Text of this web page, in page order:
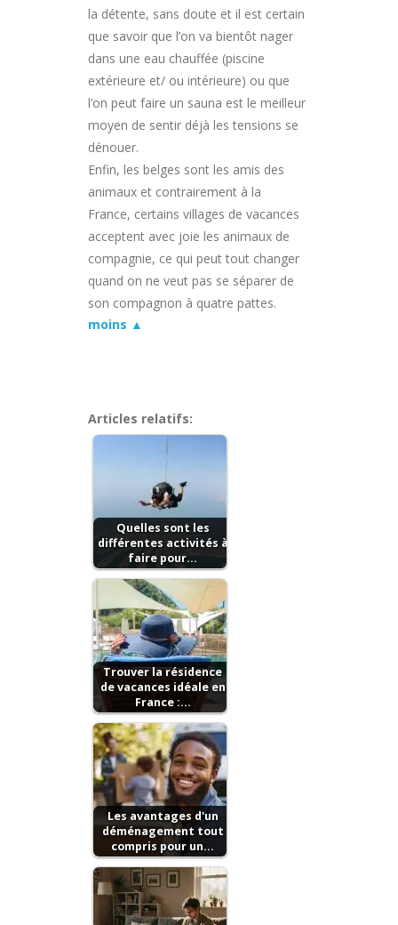
la détente, sans doute et il est certain
que savoir que l’on va bientôt nager
dans une eau chauffée (piscine
extérieure et/ ou intérieure) ou que
l’on peut faire un sauna est le meilleur
moyen de sentir déjà les tensions se
dénouer.
Enfin, les belges sont les amis des
animaux et contrairement à la
France, certains villages de vacances
acceptent avec joie les animaux de
compagnie, ce qui peut tout changer
quand on ne veut pas se séparer de
son compagnon à quatre pattes.
moins ▲
Articles relatifs:
Quelles sont les
différentes activités à
faire pour…
Trouver la résidence
de vacances idéale en
France :…
Les avantages d'un
déménagement tout
compris pour un…